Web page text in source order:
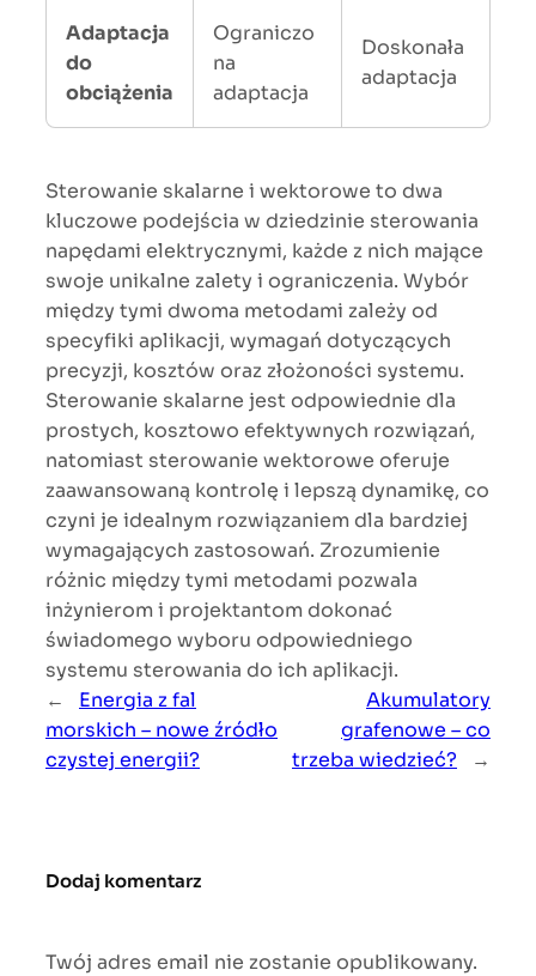
Adaptacja
do
obciążenia
Ograniczo
na
adaptacja
Doskonała
adaptacja
Sterowanie skalarne i wektorowe to dwa
kluczowe podejścia w dziedzinie sterowania
napędami elektrycznymi, każde z nich mające
swoje unikalne zalety i ograniczenia. Wybór
między tymi dwoma metodami zależy od
specyfiki aplikacji, wymagań dotyczących
precyzji, kosztów oraz złożoności systemu.
Sterowanie skalarne jest odpowiednie dla
prostych, kosztowo efektywnych rozwiązań,
natomiast sterowanie wektorowe oferuje
zaawansowaną kontrolę i lepszą dynamikę, co
czyni je idealnym rozwiązaniem dla bardziej
wymagających zastosowań. Zrozumienie
różnic między tymi metodami pozwala
inżynierom i projektantom dokonać
świadomego wyboru odpowiedniego
systemu sterowania do ich aplikacji.
←
Energia z fal
morskich – nowe źródło
czystej energii?
Akumulatory
grafenowe – co
trzeba wiedzieć?
→
Dodaj komentarz
Twój adres email nie zostanie opublikowany.